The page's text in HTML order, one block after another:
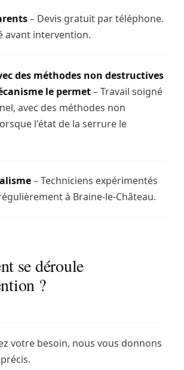
– Devis gratuit par téléphone.
avant intervention.
des méthodes non destructives
le permet– Travail soigné
avec des méthodes non
l'état de la serrure le
– Techniciens expérimentés
à Braine-le-Château.
se déroule
?
votre besoin, nous vous donnons